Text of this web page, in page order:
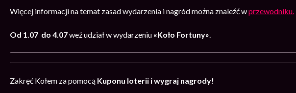
Więcej informacji na temat zasad wydarzenia i nagród można znaleźć wprzewodniku.
Od 1.07 do 4.07weź udział w wydarzeniu «Koło Fortuny».
Zakręć Kołem za pomocą Kuponu loterii i wygraj nagrody!